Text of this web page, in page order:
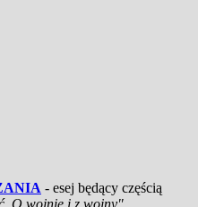
- esej będący częścią
O wojnie i z wojny"